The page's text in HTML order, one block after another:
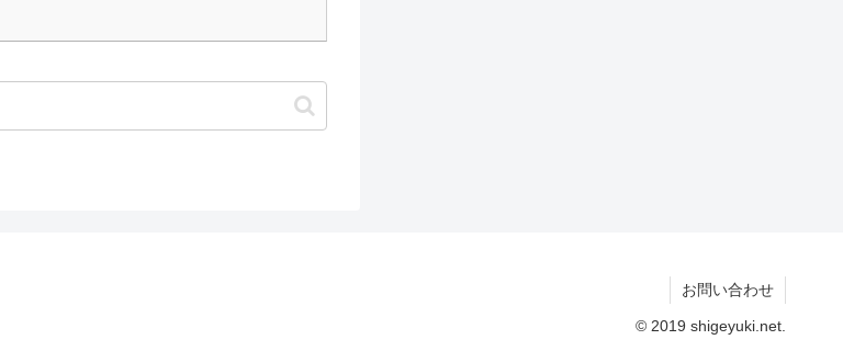
お問い合わせ
© 2019 shigeyuki.net.